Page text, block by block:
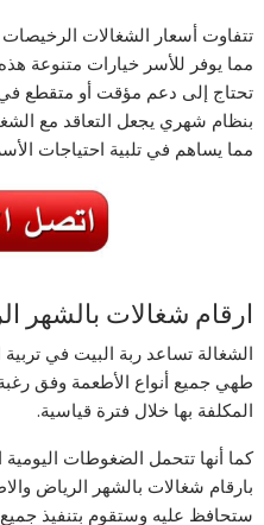
تتفاوت أسعار الشغالات
مما يوفر للأسر خيارات متنوعة هذه
تحتاج إلى دعم مؤقت أو متقطع
بنظام شهري يجعل التعاقد مع
مما يساهم في تلبية احتياجات
ارقام شغالات بالشهر
الشغالة تساعد ربة البيت في
طهي جميع أنواع الأطعمة وفق
المكلفة بها خلال فترة قياسية.
كما أنها تتحمل الضغوطات اليومية
بارقام شغالات بالشهر الرياض
ستحافظ عليه وستقوم بتنفيذ